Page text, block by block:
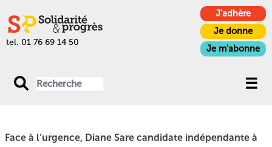
tel. 01 76 69 14 50
J'adhère
Je donne
Je m'abonne
Face à l’urgence, Diane Sare candidate indépendante à